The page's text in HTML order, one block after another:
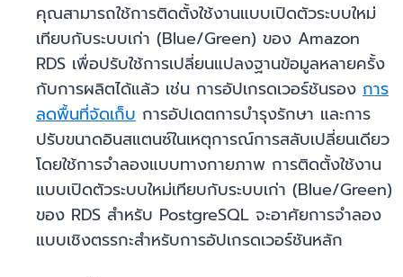
คุณสามารถใช้การติดตั้งใช้งานแบบเปิดตัวระบบใหม่
เทียบกับระบบเก่า (Blue/Green) ของ Amazon
RDS เพื่อปรับใช้การเปลี่ยนแปลงฐานข้อมูลหลายครั้ง
กับการผลิตได้แล้ว เช่น การอัปเกรดเวอร์ชันรอง การ
ลดพื้นที่จัดเก็บ การอัปเดตการบำรุงรักษา และการ
ปรับขนาดอินสแตนซ์ในเหตุการณ์การสลับเปลี่ยนเดียว
โดยใช้การจำลองแบบทางกายภาพ การติดตั้งใช้งาน
แบบเปิดตัวระบบใหม่เทียบกับระบบเก่า (Blue/Green)
ของ RDS สำหรับ PostgreSQL จะอาศัยการจำลอง
แบบเชิงตรรกะสำหรับการอัปเกรดเวอร์ชันหลัก